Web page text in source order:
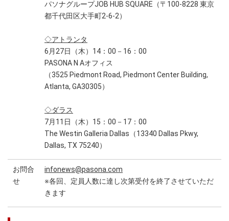
パソナグループJOB HUB SQUARE（〒100-8228 東京
都千代田区大手町2-6-2）
◇アトランタ
6月27日（木）14：00－16：00
PASONA N Aオフィス
（3525 Piedmont Road, Piedmont Center Building,
Atlanta, GA30305）
◇ダラス
7月11日（木）15：00－17：00
The Westin Galleria Dallas（13340 Dallas Pkwy,
Dallas, TX 75240）
お問合
せ
infonews@pasona.com
※各回、定員人数に達し次第受付を終了させていただ
きます